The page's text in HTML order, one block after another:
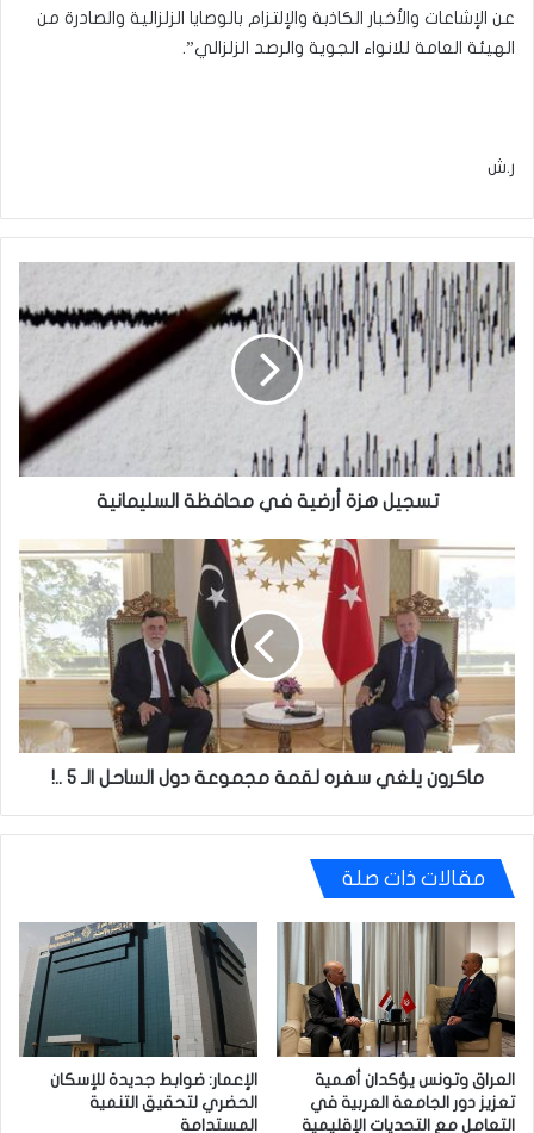
عن الإشاعات والأخبار الكاذبة والإلتزام بالوصايا الزلزالية والصادرة من
الهيئة العامة للانواء الجوية والرصد الزلزالي”.
ر.ش
تسجيل
هزة
أرضية
في
محافظة
تسجيل هزة أرضية في محافظة السليمانية
ماكرون
سفره
لقمة
مجموعة
دول
الساحل
الـ
5
ماكرون يلغي سفره لقمة مجموعة دول الساحل الـ 5 ..!
مقالات ذات صلة
العراق وتونس يؤكدان أهمية
تعزيز دور الجامعة العربية في
التعامل مع التحديات الإقليمية
الإعمار: ضوابط جديدة للإسكان
الحضري لتحقيق التنمية
المستدامة